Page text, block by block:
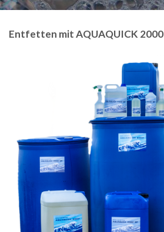
Entfetten mit AQUAQUICK 2000